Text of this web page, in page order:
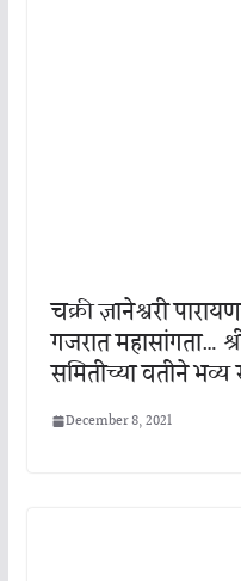
चक्री ज्ञानेश्वरी
गजरात महासांगता…
समितीच्या वतीने
December 8, 2021